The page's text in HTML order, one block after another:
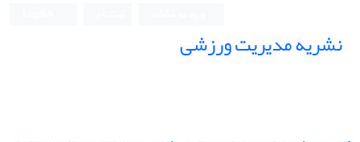
نشریه مدیریت ورزشی